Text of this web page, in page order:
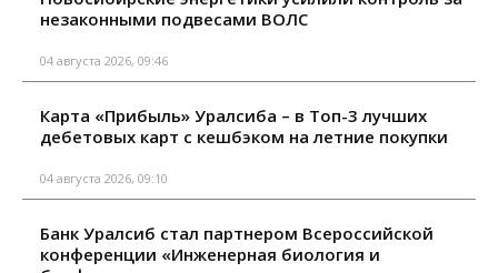
незаконными подвесами ВОЛС
04 августа 2026, 09:46
Карта «Прибыль» Уралсиба – в Топ-3 лучших
дебетовых карт с кешбэком на летние покупки
04 августа 2026, 09:10
Банк Уралсиб стал партнером Всероссийской
конференции «Инженерная биология и